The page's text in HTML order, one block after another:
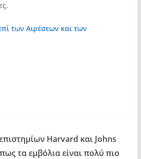
των Αιρέσεων και των
Harvard και Johns
τα εμβόλια είναι πολύ πιο